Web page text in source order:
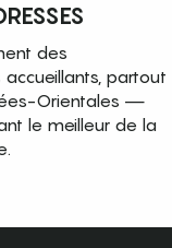
des
partout
Orientales —
le meilleur de la